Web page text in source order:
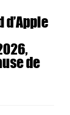
d’Apple
de